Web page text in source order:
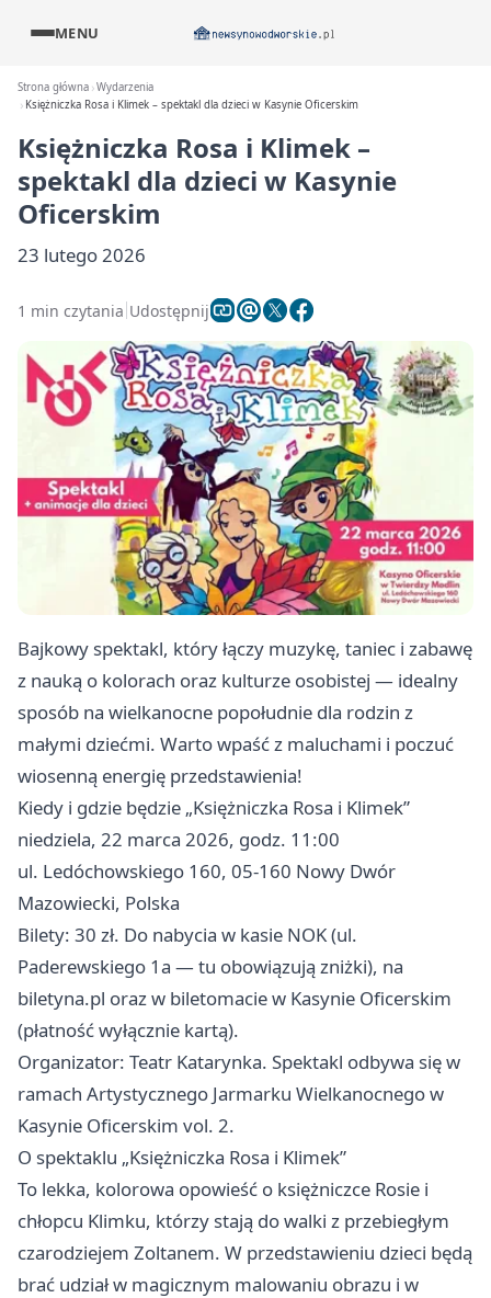
MENU
Strona główna Wydarzenia
Księżniczka Rosa i Klimek – spektakl dla dzieci w Kasynie Oficerskim
Księżniczka Rosa i Klimek –
spektakl dla dzieci w Kasynie
Oficerskim
23 lutego 2026
1 min czytania Udostępnij
Bajkowy spektakl, który łączy muzykę, taniec i zabawę
z nauką o kolorach oraz kulturze osobistej — idealny
sposób na wielkanocne popołudnie dla rodzin z
małymi dziećmi. Warto wpaść z maluchami i poczuć
wiosenną energię przedstawienia!
Kiedy i gdzie będzie „Księżniczka Rosa i Klimek”
niedziela, 22 marca 2026, godz. 11:00
ul. Ledóchowskiego 160, 05-160 Nowy Dwór
Mazowiecki, Polska
Bilety: 30 zł. Do nabycia w kasie NOK (ul.
Paderewskiego 1a — tu obowiązują zniżki), na
biletyna.pl oraz w biletomacie w Kasynie Oficerskim
(płatność wyłącznie kartą).
Organizator: Teatr Katarynka. Spektakl odbywa się w
ramach Artystycznego Jarmarku Wielkanocnego w
Kasynie Oficerskim vol. 2.
O spektaklu „Księżniczka Rosa i Klimek”
To lekka, kolorowa opowieść o księżniczce Rosie i
chłopcu Klimku, którzy stają do walki z przebiegłym
czarodziejem Zoltanem. W przedstawieniu dzieci będą
brać udział w magicznym malowaniu obrazu i w